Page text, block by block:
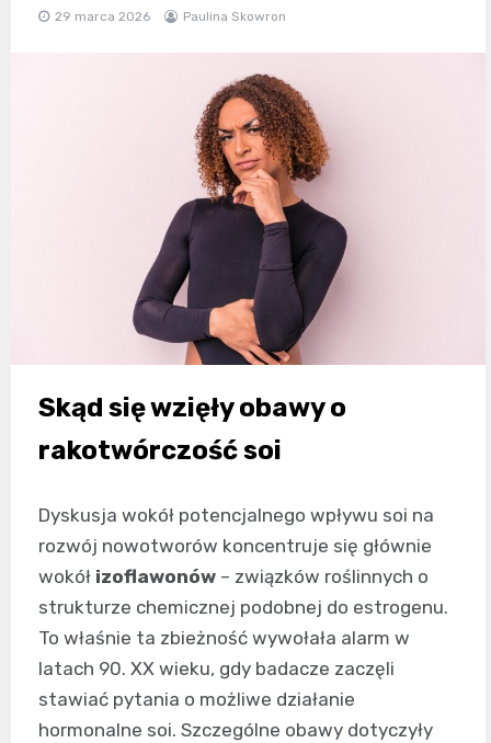
29 marca 2026 Paulina Skowron
Skąd się wzięły obawy o
rakotwórczość soi
Dyskusja wokół potencjalnego wpływu soi na
rozwój nowotworów koncentruje się głównie
wokół izoflawonów – związków roślinnych o
strukturze chemicznej podobnej do estrogenu.
To właśnie ta zbieżność wywołała alarm w
latach 90. XX wieku, gdy badacze zaczęli
stawiać pytania o możliwe działanie
hormonalne soi. Szczególne obawy dotyczyły